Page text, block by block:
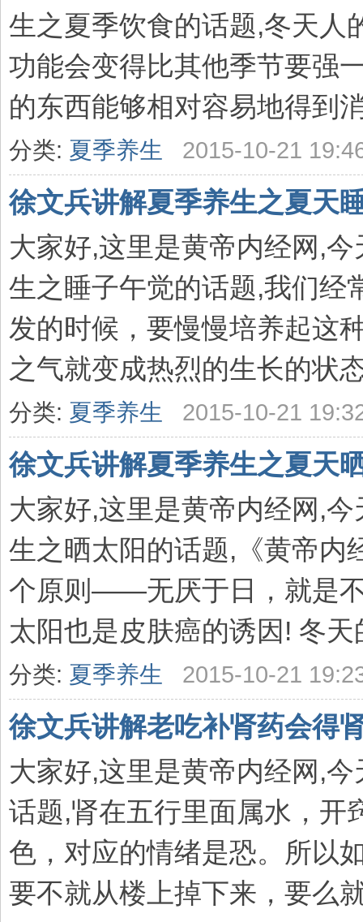
生之夏季饮食的话题,冬天人
功能会变得比其他季节要强
的东西能够相对容易地得到
分类: 夏季养生 2015-10-21
徐文兵讲解夏季养生之夏天
大家好,这里是黄帝内经网,
生之睡子午觉的话题,我们经
发的时候，要慢慢培养起这
之气就变成热烈的生长的状
分类: 夏季养生 2015-10-21
徐文兵讲解夏季养生之夏天
大家好,这里是黄帝内经网,
生之晒太阳的话题,《黄帝内
个原则——无厌于日，就是
太阳也是皮肤癌的诱因! 冬
分类: 夏季养生 2015-10-21
徐文兵讲解老吃补肾药会得
大家好,这里是黄帝内经网,
话题,肾在五行里面属水，开
色，对应的情绪是恐。所以
要不就从楼上掉下来，要么